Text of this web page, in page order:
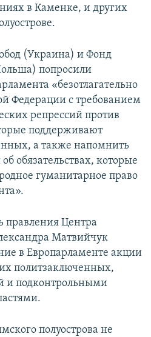
в Каменке, и других
(Украина) и Фонд
попросили
«безотлагательно
Федерации с требованием
репрессий против
поддерживают
а также напомнить
обязательствах, которые
гуманитарное право
правления Центра
Матвийчук
в Европарламенте акции
политзаключенных,
и подконтрольными
полуострова не